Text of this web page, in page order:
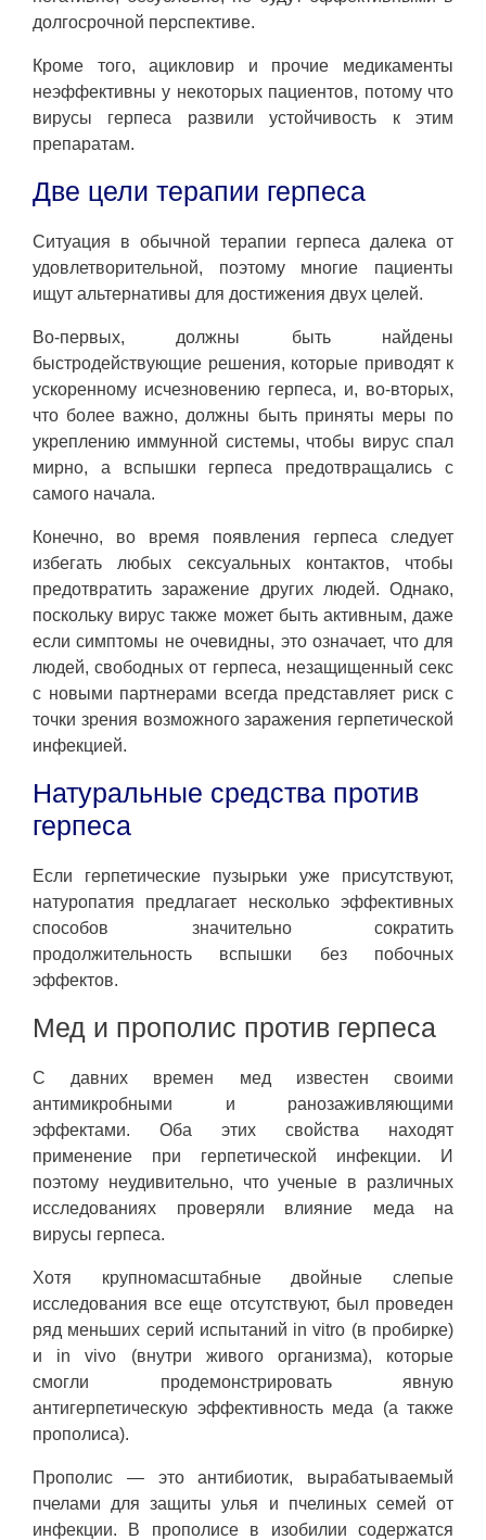
долгосрочной перспективе.
Кроме того, ацикловир и прочие медикаменты
неэффективны у некоторых пациентов, потому что
вирусы герпеса развили устойчивость к этим
препаратам.
Две цели терапии герпеса
Ситуация в обычной терапии герпеса далека от
удовлетворительной, поэтому многие пациенты
ищут альтернативы для достижения двух целей.
Во-первых, должны быть найдены
быстродействующие решения, которые приводят к
ускоренному исчезновению герпеса, и, во-вторых,
что более важно, должны быть приняты меры по
укреплению иммунной системы, чтобы вирус спал
мирно, а вспышки герпеса предотвращались с
самого начала.
Конечно, во время появления герпеса следует
избегать любых сексуальных контактов, чтобы
предотвратить заражение других людей. Однако,
поскольку вирус также может быть активным, даже
если симптомы не очевидны, это означает, что для
людей, свободных от герпеса, незащищенный секс
с новыми партнерами всегда представляет риск с
точки зрения возможного заражения герпетической
инфекцией.
Натуральные средства против
герпеса
Если герпетические пузырьки уже присутствуют,
натуропатия предлагает несколько эффективных
способов значительно сократить
продолжительность вспышки без побочных
эффектов.
Мед и прополис против герпеса
С давних времен мед известен своими
антимикробными и ранозаживляющими
эффектами. Оба этих свойства находят
применение при герпетической инфекции. И
поэтому неудивительно, что ученые в различных
исследованиях проверяли влияние меда на
вирусы герпеса.
Хотя крупномасштабные двойные слепые
исследования все еще отсутствуют, был проведен
ряд меньших серий испытаний in vitro (в пробирке)
и in vivo (внутри живого организма), которые
смогли продемонстрировать явную
антигерпетическую эффективность меда (а также
прополиса).
Прополис — это антибиотик, вырабатываемый
пчелами для защиты улья и пчелиных семей от
инфекции. В прополисе в изобилии содержатся